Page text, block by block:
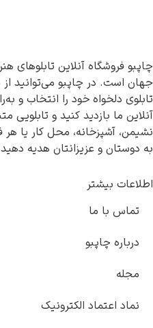
آنلاین تابلوهای هنری از
در چاپبو می‌توانید از میان
دلخواه خود را انتخاب و
ما بازدید کنید و تابلویی
آشپزخانه، محل کار یا هر فضای
و عزیزانتان هدیه دهید.
بیشتر
با ما
چاپبو
اعتماد الکترونیک